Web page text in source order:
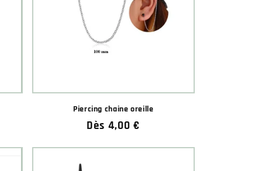
Piercing chaine oreille
Prix
Dès 4,00 €